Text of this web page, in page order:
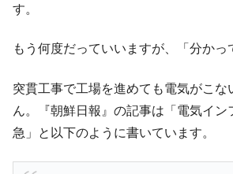
『Money1』
ほぼ終わった」
『Money1』
韓国『国民年金公団』株
ャンペーン」⇒ あの名物教授も登場！
す。
もう何度だっていいますが、「分かっ
突貫工事で工場を進めても電気がこな
ん。『朝鮮日報』の記事は「電気イン
急」と以下のように書いています。